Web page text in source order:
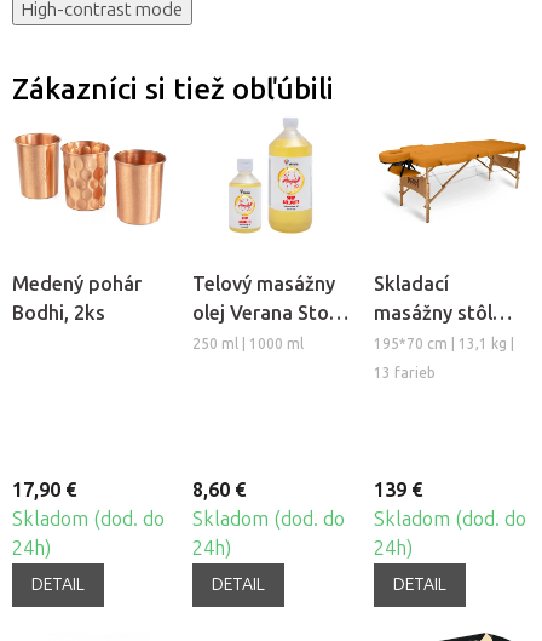
High-contrast mode
Zákazníci si tiež obľúbili
Medený pohár
Bodhi, 2ks
17,90 €
Skladom (dod. do
24h)
DETAIL
Telový masážny
olej Verana Stop
Celulitíde
250 ml | 1000 ml
8,60 €
Skladom (dod. do
24h)
DETAIL
Skladací
masážny stôl
TANDEM Basic-2
195*70 cm | 13,1 kg |
13 farieb
139 €
Skladom (dod. do
24h)
DETAIL